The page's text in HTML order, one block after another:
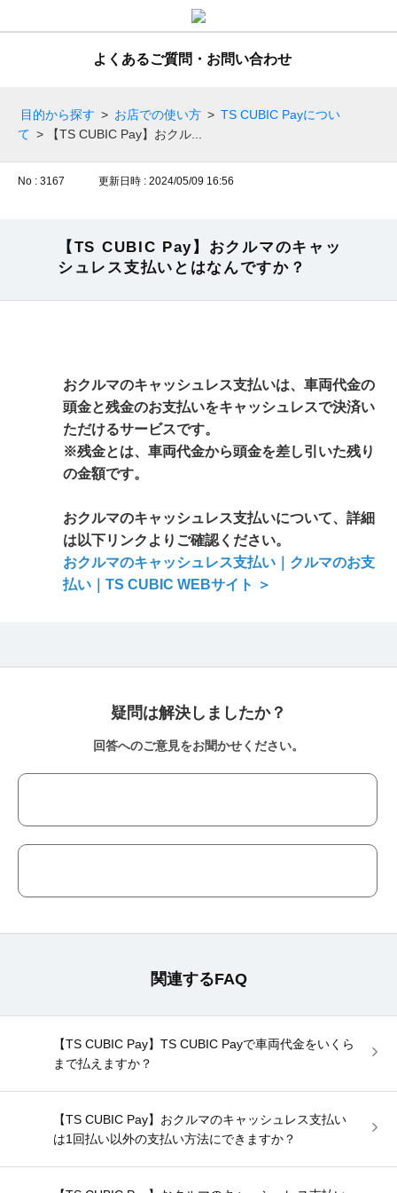
よくあるご質問・お問い合わせ
目的から探す > お店での使い方 > TS CUBIC Payについ
て > 【TS CUBIC Pay】おクル...
No : 3167 更新日時 : 2024/05/09 16:56
【TS CUBIC Pay】おクルマのキャッ
シュレス支払いとはなんですか？
おクルマのキャッシュレス支払いは、車両代金の
頭金と残金のお支払いをキャッシュレスで決済い
ただけるサービスです。
※残金とは、車両代金から頭金を差し引いた残り
の金額です。
おクルマのキャッシュレス支払いについて、詳細
は以下リンクよりご確認ください。
おクルマのキャッシュレス支払い｜クルマのお支
払い｜TS CUBIC WEBサイト ＞
疑問は解決しましたか？
回答へのご意見をお聞かせください。
関連するFAQ
【TS CUBIC Pay】TS CUBIC Payで車両代金をいくら
まで払えますか？
【TS CUBIC Pay】おクルマのキャッシュレス支払い
は1回払い以外の支払い方法にできますか？